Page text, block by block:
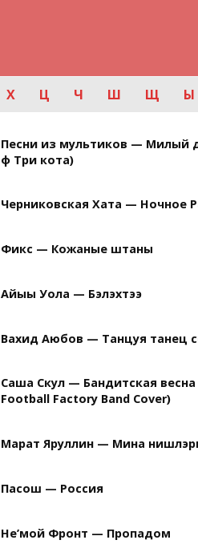
Х Ц Ч Ш Щ Ы
Песни из мультиков — Милый
ф Три кота)
Черниковская Хата — Ночное
Фикс — Кожаные штаны
Айыы Уола — Бэлэхтээ
Вахид Аюбов — Танцуя танец
Саша Скул — Бандитская весна
Football Factory Band Cover)
Марат Яруллин — Мина
Пасош — Россия
Не’мой Фронт — Пропадом